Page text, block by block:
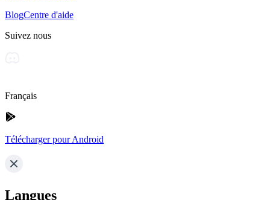
BlogCentre d'aide
Suivez nous
Français
Télécharger pour Android
Langues